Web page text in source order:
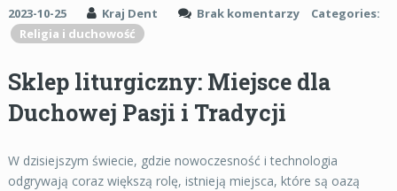
2023-10-25 Kraj Dent Brak komentarzy
Categories:
Religia i duchowość
Sklep liturgiczny: Miejsce dla
Duchowej Pasji i Tradycji
W dzisiejszym świecie, gdzie nowoczesność i technologia
odgrywają coraz większą rolę, istnieją miejsca, które są oazą